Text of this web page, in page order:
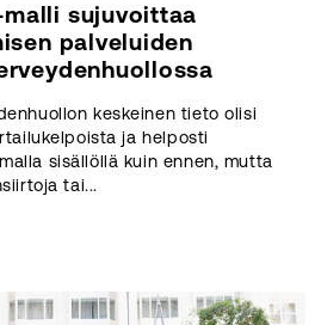
malli sujuvoittaa
palveluiden
keskeinen tieto olisi
ja helposti
sisällöllä kuin ennen, mutta
tai...